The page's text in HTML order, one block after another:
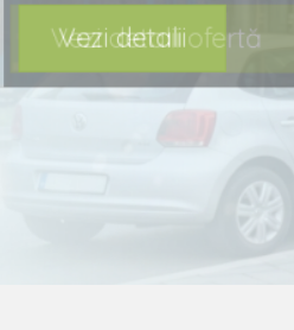
Vezi detalii